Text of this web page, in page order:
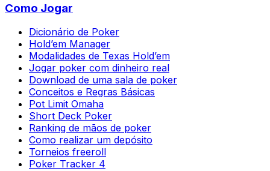
Como Jogar
Dicionário de Poker
Hold’em Manager
Modalidades de Texas Hold’em
Jogar poker com dinheiro real
Download de uma sala de poker
Conceitos e Regras Básicas
Pot Limit Omaha
Short Deck Poker
Ranking de mãos de poker
Como realizar um depósito
Torneios freeroll
Poker Tracker 4